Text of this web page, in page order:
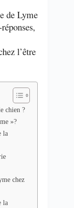
de Lyme
l’être
chien ?
»?
la
chez
la